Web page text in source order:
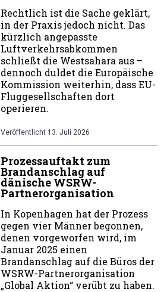
Rechtlich ist die Sache geklärt,
in der Praxis jedoch nicht. Das
kürzlich angepasste
Luftverkehrsabkommen
schließt die Westsahara aus –
dennoch duldet die Europäische
Kommission weiterhin, dass EU-
Fluggesellschaften dort
operieren.
Veröffentlicht 13. Juli 2026
Prozessauftakt zum
Brandanschlag auf
dänische WSRW-
Partnerorganisation
In Kopenhagen hat der Prozess
gegen vier Männer begonnen,
denen vorgeworfen wird, im
Januar 2025 einen
Brandanschlag auf die Büros der
WSRW-Partnerorganisation
„Global Aktion“ verübt zu haben.